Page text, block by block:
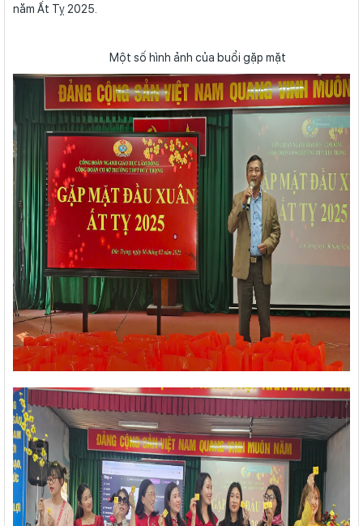
năm Ất Tỵ 2025.
Một số hình ảnh của buổi gặp mặt